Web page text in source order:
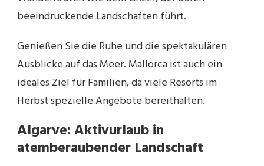
beeindruckende Landschaften führt.
Genießen Sie die Ruhe und die spektakulären
Ausblicke auf das Meer. Mallorca ist auch ein
ideales Ziel für Familien, da viele Resorts im
Herbst spezielle Angebote bereithalten.
Algarve: Aktivurlaub in
atemberaubender Landschaft